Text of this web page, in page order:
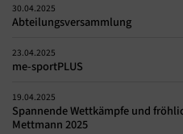
30.04.2025
Abteilungsversammlung
23.04.2025
me-sportPLUS
19.04.2025
Spannende Wettkämpfe und
Mettmann 2025